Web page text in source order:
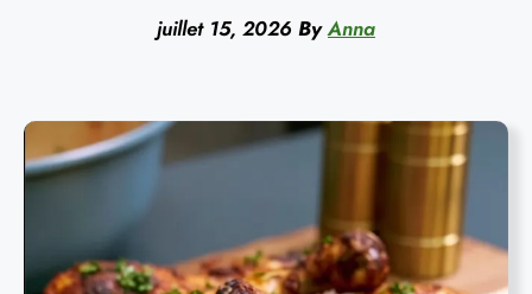
juillet 15, 2026 By Anna